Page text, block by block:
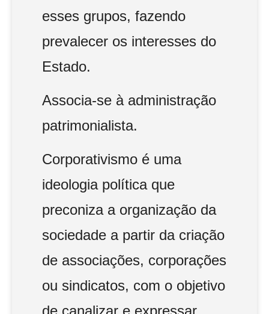
esses grupos, fazendo
prevalecer os interesses do
Estado.
Associa-se à administração
patrimonialista.
Corporativismo é uma
ideologia política que
preconiza a organização da
sociedade a partir da criação
de associações, corporações
ou sindicatos, com o objetivo